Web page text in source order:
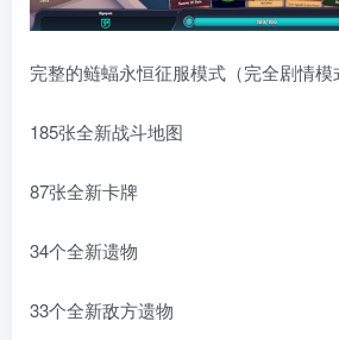
完整的鲢蝠永恒征服模式（完全剧情模
185张全新战斗地图
87张全新卡牌
34个全新遗物
33个全新敌方遗物